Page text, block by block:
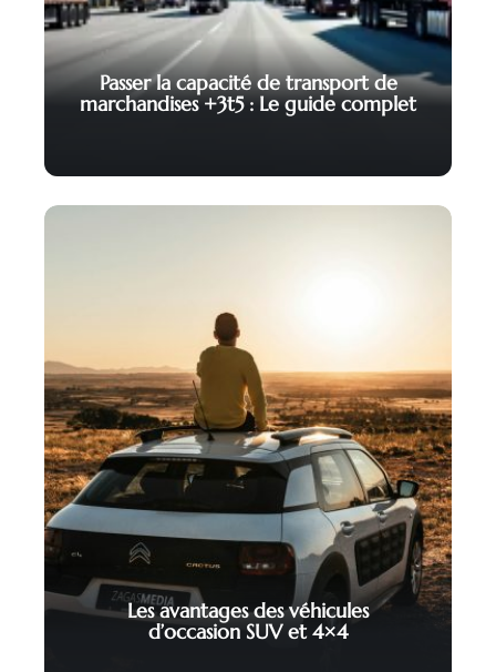
Passer la capacité de transport de
marchandises +3t5 : Le guide complet
Les avantages des véhicules
d’occasion SUV et 4×4